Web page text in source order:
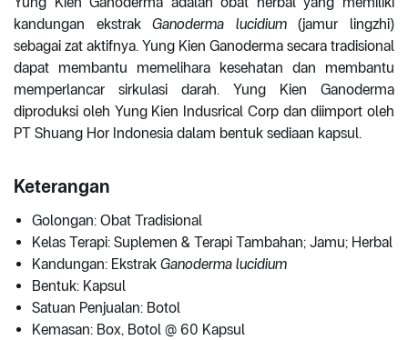
kandungan ekstrakGanoderma lucidium(jamur lingzhi)
sebagai zat aktifnya. Yung Kien Ganoderma secara tradisional
dapat membantu memelihara kesehatan dan membantu
memperlancar sirkulasi darah. Yung Kien Ganoderma
diproduksi oleh Yung Kien Indusrical Corp dan diimport oleh
PT Shuang Hor Indonesia dalam bentuk sediaan kapsul.
Keterangan
Golongan: Obat Tradisional
Kelas Terapi: Suplemen & Terapi Tambahan; Jamu; Herbal
Kandungan: Ekstrak Ganoderma lucidium
Bentuk: Kapsul
Satuan Penjualan: Botol
Kemasan: Box, Botol @ 60 Kapsul